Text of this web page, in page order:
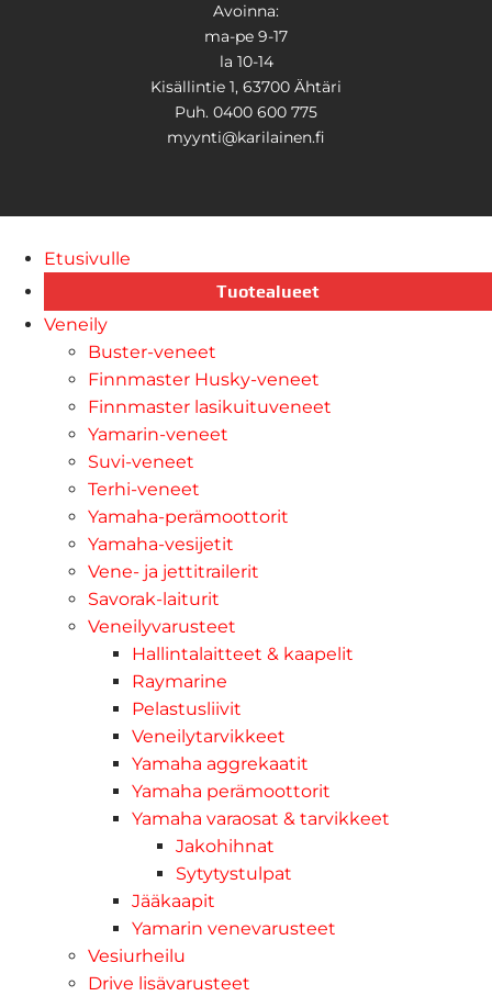
Avoinna:
ma-pe 9-17
la 10-14
Kisällintie 1, 63700 Ähtäri
Puh. 0400 600 775
myynti@karilainen.fi
Etusivulle
Tuotealueet
Veneily
Buster-veneet
Finnmaster Husky-veneet
Finnmaster lasikuituveneet
Yamarin-veneet
Suvi-veneet
Terhi-veneet
Yamaha-perämoottorit
Yamaha-vesijetit
Vene- ja jettitrailerit
Savorak-laiturit
Veneilyvarusteet
Hallintalaitteet & kaapelit
Raymarine
Pelastusliivit
Veneilytarvikkeet
Yamaha aggrekaatit
Yamaha perämoottorit
Yamaha varaosat & tarvikkeet
Jakohihnat
Sytytystulpat
Jääkaapit
Yamarin venevarusteet
Vesiurheilu
Drive lisävarusteet